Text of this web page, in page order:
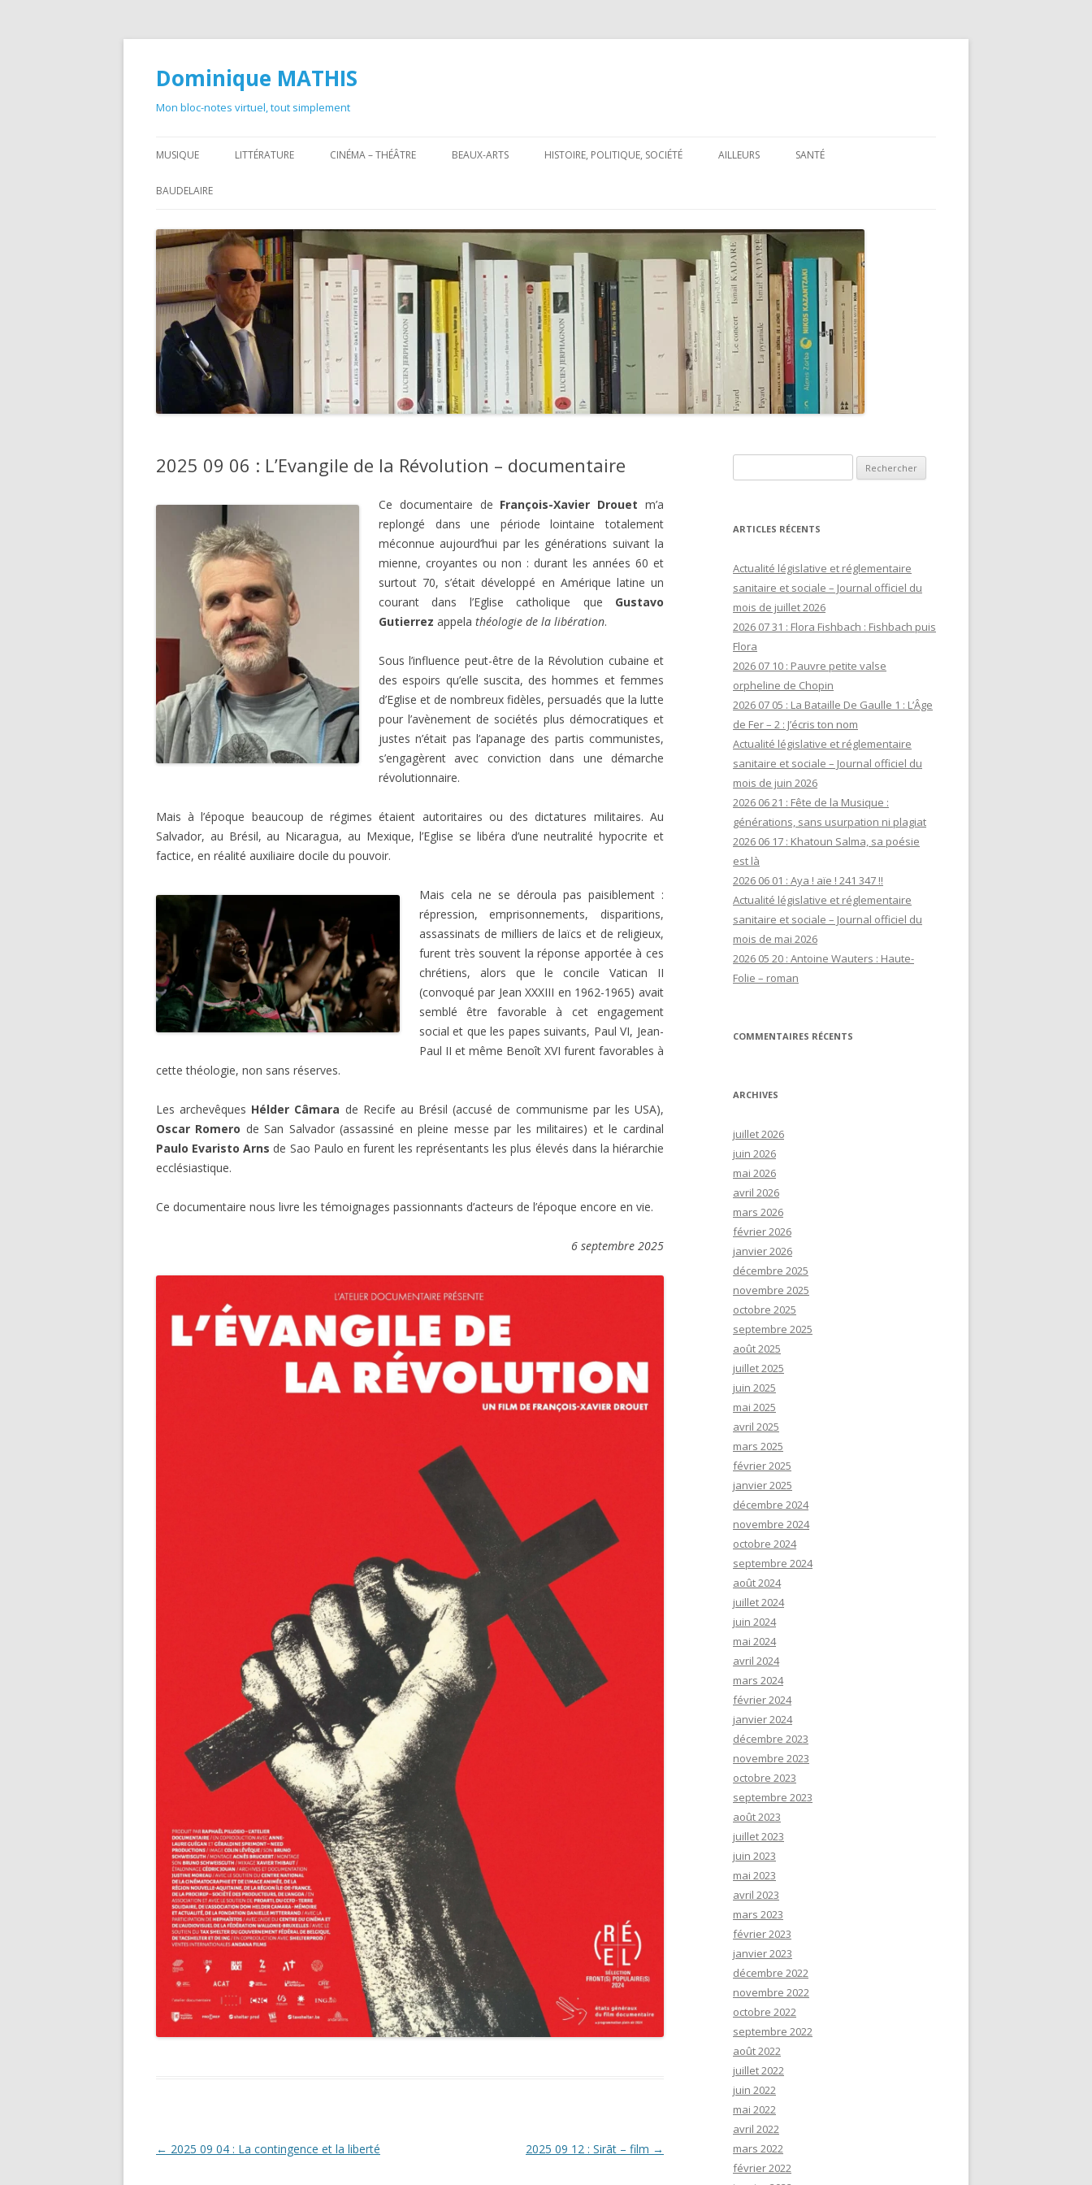
Dominique MATHIS
Mon bloc-notes virtuel, tout simplement
au
contenu
MUSIQUE LITTÉRATURE CINÉMA – THÉÂTRE BEAUX-ARTS HISTOIRE, POLITIQUE, SOCIÉTÉ AILLEURS SANTÉ
SANTÉ : RUBRIQUE LÉGISLATIVE &
RÉGLEMENTAIRE
MON PARCOURS
BAUDELAIRE
2025 09 06 : L’Evangile de la Révolution – documentaire
Ce documentaire de François-Xavier Drouet m’a
replongé dans une période lointaine totalement
méconnue aujourd’hui par les générations suivant la
mienne, croyantes ou non : durant les années 60 et
surtout 70, s’était développé en Amérique latine un
courant dans l’Eglise catholique que Gustavo
Gutierrez appela théologie de la libération.
Sous l’influence peut-être de la Révolution cubaine et
des espoirs qu’elle suscita, des hommes et femmes
d’Eglise et de nombreux fidèles, persuadés que la lutte
pour l’avènement de sociétés plus démocratiques et
justes n’était pas l’apanage des partis communistes,
s’engagèrent avec conviction dans une démarche
révolutionnaire.
Mais à l’époque beaucoup de régimes étaient autoritaires ou des dictatures militaires. Au
Salvador, au Brésil, au Nicaragua, au Mexique, l’Eglise se libéra d’une neutralité hypocrite et
factice, en réalité auxiliaire docile du pouvoir.
Mais cela ne se déroula pas paisiblement :
répression, emprisonnements, disparitions,
assassinats de milliers de laïcs et de religieux,
furent très souvent la réponse apportée à ces
chrétiens, alors que le concile Vatican II
(convoqué par Jean XXXIII en 1962-1965) avait
semblé être favorable à cet engagement
social et que les papes suivants, Paul VI, Jean-
Paul II et même Benoît XVI furent favorables à
cette théologie, non sans réserves.
Les archevêques Hélder Câmara de Recife au Brésil (accusé de communisme par les USA),
Oscar Romero de San Salvador (assassiné en pleine messe par les militaires) et le cardinal
Paulo Evaristo Arns de Sao Paulo en furent les représentants les plus élevés dans la hiérarchie
ecclésiastique.
Ce documentaire nous livre les témoignages passionnants d’acteurs de l’époque encore en vie.
6 septembre 2025
Navigation
← 2025 09 04 : La contingence et la liberté 2025 09 12 : Sirāt – film →
ARTICLES RÉCENTS
Actualité législative et réglementaire
sanitaire et sociale – Journal officiel du
mois de juillet 2026
2026 07 31 : Flora Fishbach : Fishbach puis
Flora
2026 07 10 : Pauvre petite valse
orpheline de Chopin
2026 07 05 : La Bataille De Gaulle 1 : L’Âge
de Fer – 2 : J’écris ton nom
Actualité législative et réglementaire
sanitaire et sociale – Journal officiel du
mois de juin 2026
2026 06 21 : Fête de la Musique :
générations, sans usurpation ni plagiat
2026 06 17 : Khatoun Salma, sa poésie
est là
2026 06 01 : Aya ! aïe ! 241 347 !!
Actualité législative et réglementaire
sanitaire et sociale – Journal officiel du
mois de mai 2026
2026 05 20 : Antoine Wauters : Haute-
Folie – roman
COMMENTAIRES RÉCENTS
ARCHIVES
juillet 2026
juin 2026
mai 2026
avril 2026
mars 2026
février 2026
janvier 2026
décembre 2025
novembre 2025
octobre 2025
septembre 2025
août 2025
juillet 2025
juin 2025
mai 2025
avril 2025
mars 2025
février 2025
janvier 2025
décembre 2024
novembre 2024
octobre 2024
septembre 2024
août 2024
juillet 2024
juin 2024
mai 2024
avril 2024
mars 2024
février 2024
janvier 2024
décembre 2023
novembre 2023
octobre 2023
septembre 2023
août 2023
juillet 2023
juin 2023
mai 2023
avril 2023
mars 2023
février 2023
janvier 2023
décembre 2022
novembre 2022
octobre 2022
septembre 2022
août 2022
juillet 2022
juin 2022
mai 2022
avril 2022
mars 2022
février 2022